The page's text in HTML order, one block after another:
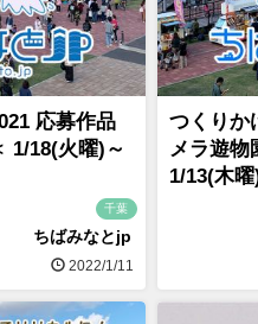
応募作品
1/18(火曜)～
千葉
ちばみなとjp
2022/1/11
つくりか
メラ遊物
1/13(木